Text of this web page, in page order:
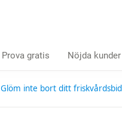
Prova gratis Nöjda kunder
Glöm inte bort ditt